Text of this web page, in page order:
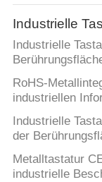
Industrielle
Industrielle
RoHS-
industriellen
Industrielle
der
Metalltastatur
industrielle